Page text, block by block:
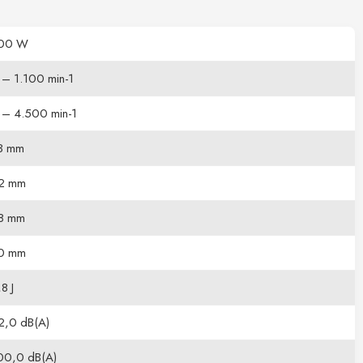
W
1.100 min-1
4.500 min-1
mm
mm
mm
mm
J
dB(A)
dB(A)